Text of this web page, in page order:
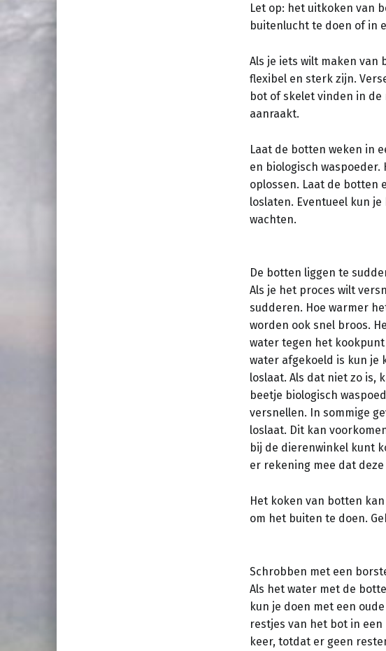
Let op: het uitkoken van
buitenlucht te doen of in
Als je iets wilt maken van
flexibel en sterk zijn.
bot of skelet vinden in
aanraakt.
Laat de botten weken in
en biologisch
oplossen. Laat de botten
loslaten. Eventueel kun
wachten.
De botten liggen te
Als je het proces wilt
sudderen. Hoe warmer
worden ook snel broos.
water tegen het
water afgekoeld is kun je
loslaat. Als dat niet zo is,
beetje biologisch
versnellen. In sommige
loslaat. Dit kan
bij de dierenwinkel kunt
er rekening mee dat
Het koken van botten
om het buiten te doen.
Schrobben met een
Als het water met de
kun je doen met een
restjes van het bot in
keer, totdat er geen